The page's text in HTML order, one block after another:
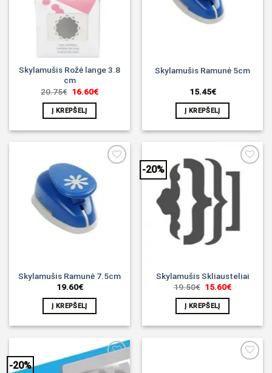
Skylamušis Rožė lange 3.8
cm
20.75€ Original
was:
20.75€.
16.60€Current
Į KREPŠELĮ
Skylamušis Ramunė 5cm
15.45€
Į KREPŠELĮ
Skylamušis Ramunė 7.5cm
19.60€
Į KREPŠELĮ
-20%
Skylamušis Skliausteliai
19.50€ Original
was:
19.50€.
15.60€Current
Į KREPŠELĮ
-20%